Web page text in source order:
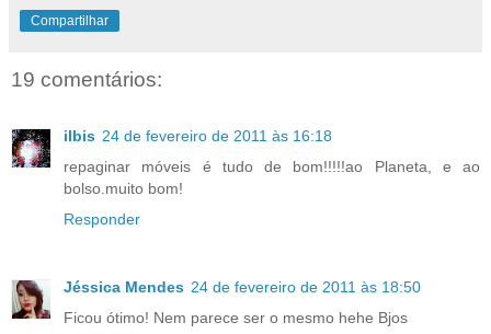
Compartilhar
19 comentários:
ilbis 24 de fevereiro de 2011 às 16:18
repaginar móveis é tudo de bom!!!!!ao Planeta, e ao
bolso.muito bom!
Responder
Jéssica Mendes 24 de fevereiro de 2011 às 18:50
Ficou ótimo! Nem parece ser o mesmo hehe Bjos